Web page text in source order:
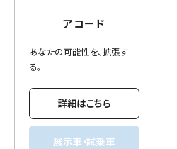
アコード
あなたの可能性を、拡張す
る。
詳細はこちら
展示車・試乗車